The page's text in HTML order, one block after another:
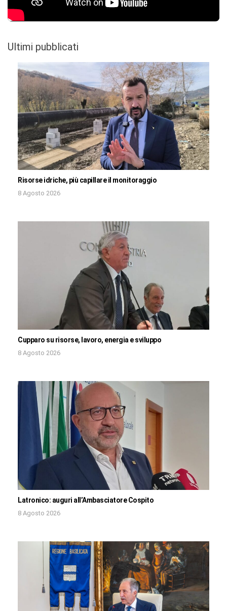
Ultimi pubblicati
Risorse idriche, più capillare il monitoraggio
8 Agosto 2026
Cupparo su risorse, lavoro, energia e sviluppo
8 Agosto 2026
Latronico: auguri all’Ambasciatore Cospito
8 Agosto 2026